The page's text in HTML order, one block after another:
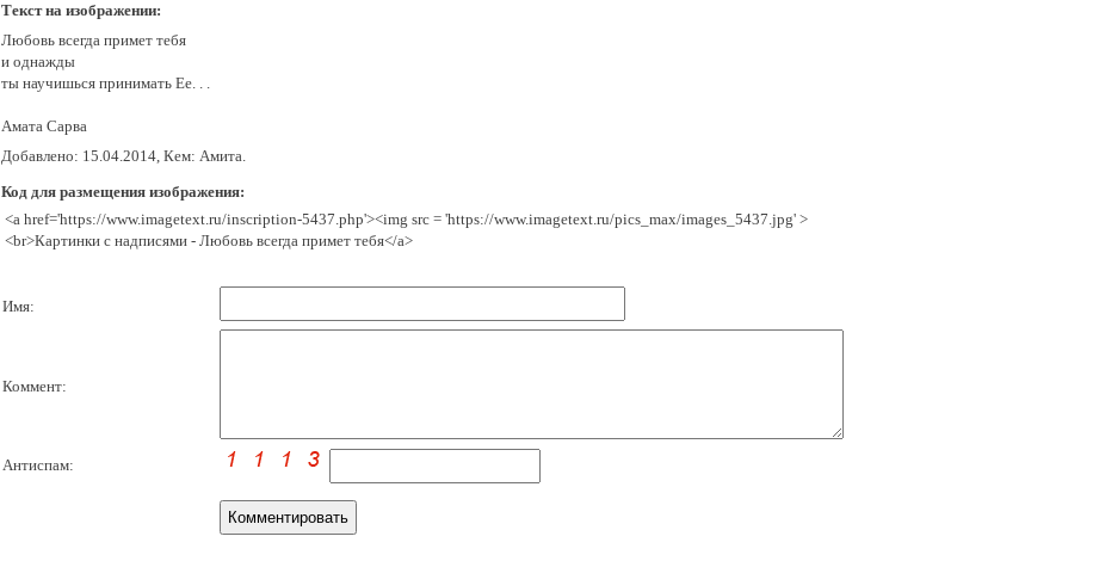
Текст на изображении:
Любовь всегда примет тебя
и однажды
ты научишься принимать Ее. . .
Амата Сарва
Добавлено: 15.04.2014, Кем: Амита.
Код для размещения изображения:
<a href='https://www.imagetext.ru/inscription-5437.php'><img src = 'https://www.imagetext.ru/pics_max/images_5437.jpg' >
<br>Картинки с надписями - Любовь всегда примет тебя</a>
Имя:
Коммент:
Антиспам: